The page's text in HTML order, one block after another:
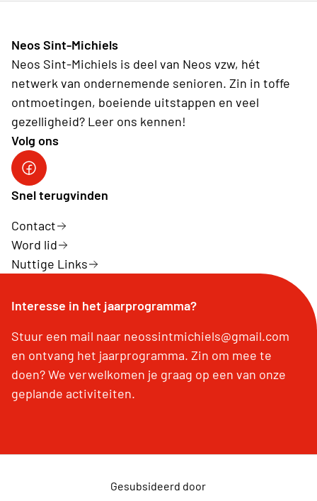
Neos Sint-Michiels
Neos Sint-Michiels is deel van Neos vzw, hét
netwerk van ondernemende senioren. Zin in toffe
ontmoetingen, boeiende uitstappen en veel
gezelligheid? Leer ons kennen!
Volg ons
Sint-Michiels op Facebook
Snel terugvinden
Contact
Word lid
Nuttige Links
Interesse in het jaarprogramma?
Stuur een mail naar neossintmichiels@gmail.com
en ontvang het jaarprogramma. Zin om mee te
doen? We verwelkomen je graag op een van onze
geplande activiteiten.
Gesubsideerd door